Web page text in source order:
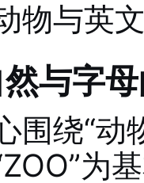
物与英
与字
围绕“动
为